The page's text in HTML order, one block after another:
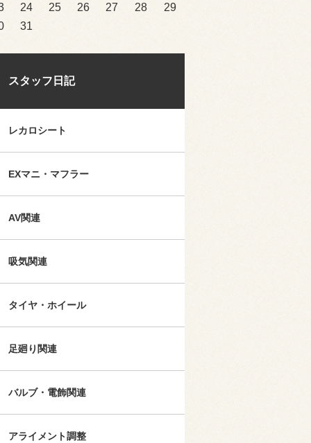
24 25 26 27 28
29
31
スタッフ日記
レカロシート
EXマニ・マフラー
AV関連
吸気関連
タイヤ・ホイール
足廻り関連
バルブ・電飾関連
アライメント調整